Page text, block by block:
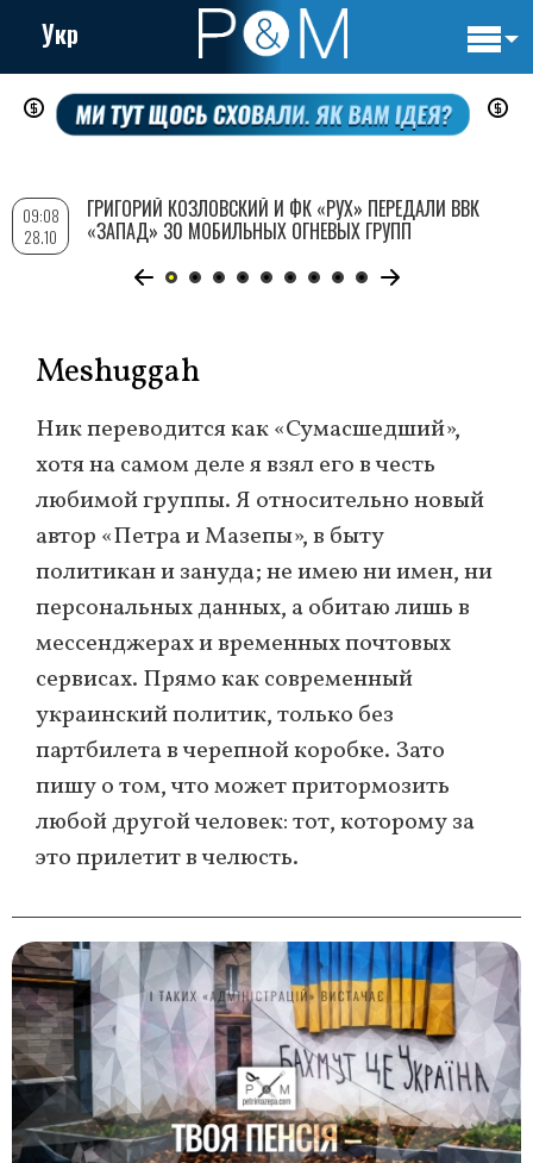
Перейти
содержанию
Укр
Meshuggah
Ник переводится как «Сумасшедший»,
хотя на самом деле я взял его в честь
любимой группы. Я относительно новый
автор «Петра и Мазепы», в быту
политикан и зануда;не имею ни имен, ни
персональных данных, а обитаю лишь в
мессенджерах и временных почтовых
сервисах. Прямо как современный
украинский политик, только без
партбилета в черепной коробке. Зато
пишу о том, что может притормозить
любой другой человек: тот, которому за
это прилетит в челюсть.
09:08
28.10
ГРИГОРИЙ КОЗЛОВСКИЙ И ФК «РУХ» ПЕРЕДАЛИ ВВК
«ЗАПАД» 30 МОБИЛЬНЫХ ОГНЕВЫХ ГРУПП